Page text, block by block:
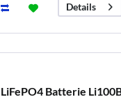
Details
LiFePO4 Batterie